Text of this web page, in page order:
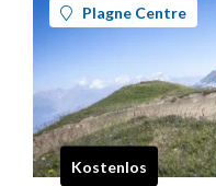
Plagne Centre
Kostenlos